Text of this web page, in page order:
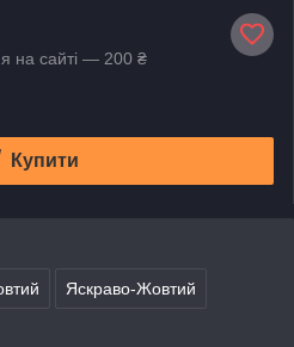
на сайті — 200 ₴
Купити
Яскраво-Жовтий